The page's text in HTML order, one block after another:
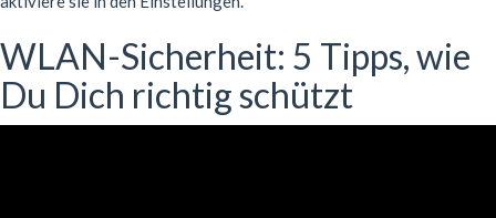
WLAN-Sicherheit: 5 Tipps, wie
Du Dich richtig schützt